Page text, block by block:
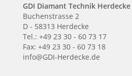
GDI Diamant Technik Herdecke
Buchenstrasse 2
D - 58313 Herdecke
Tel.: +49 23 30 - 60 73 17
Fax: +49 23 30 - 60 73 18
info@GDI-Herdecke.de